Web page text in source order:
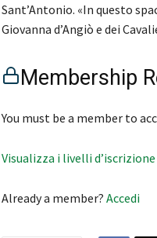
Sant’Antonio. «In questo
Giovanna d’Angiò e dei
Membership
You must be a member to
Visualizza i livelli d’iscrizione
Already a member? Accedi